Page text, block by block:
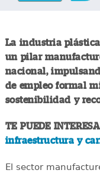
La industria
un pilar
nacional,
de empleo formal
sostenibilidad y
TE PUEDE
infraestructura y
El sector